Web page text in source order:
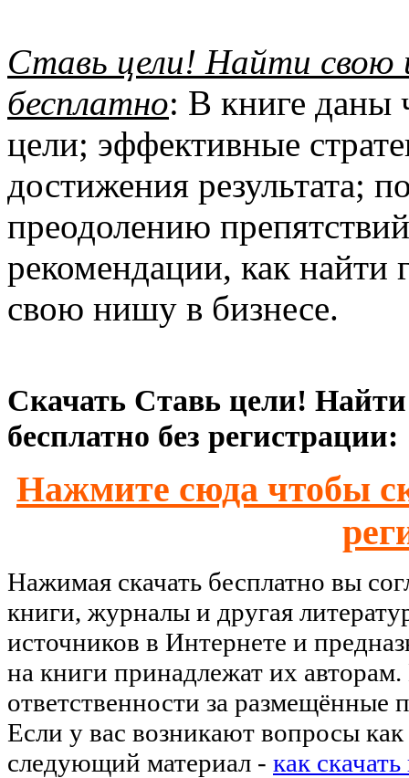
Ставь цели! Найти свою
бесплатно: В книге даны
цели; эффективные
достижения результата;
преодолению
рекомендации, как
свою нишу в бизнесе.
Скачать Ставь цели! Найти
бесплатно без регистрации:
Нажмите сюда чтобы
Нажимая скачать бесплатно вы
книги, журналы и другая
источников в Интернете и
на книги принадлежат их
ответственности за размещённые
Если у вас возникают вопросы как
следующий материал - как